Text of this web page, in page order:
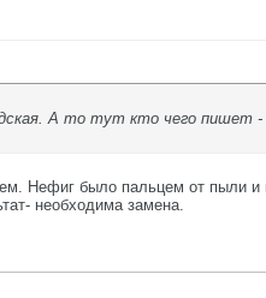
А то тут кто чего пишет -
Нефиг было пальцем от пыли и
необходима замена.